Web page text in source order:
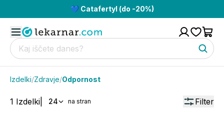
💙 Catafertyl (do -20%)
Izdelki/Zdravje/Odpornost
1 Izdelki 24 na stran Filter